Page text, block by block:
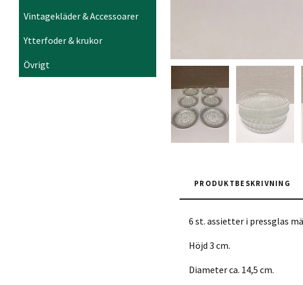
Vintagekläder & Accessoarer
Ytterfoder & krukor
Övrigt
PRODUKTBESKRIVNING
6 st. assietter i pressglas
Höjd 3 cm.
Diameter ca. 14,5 cm.